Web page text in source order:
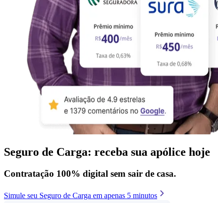
Seguro de Carga: receba sua apólice hoje
Contratação 100% digital sem sair de casa.
Simule seu Seguro de Carga em apenas 5 minutos